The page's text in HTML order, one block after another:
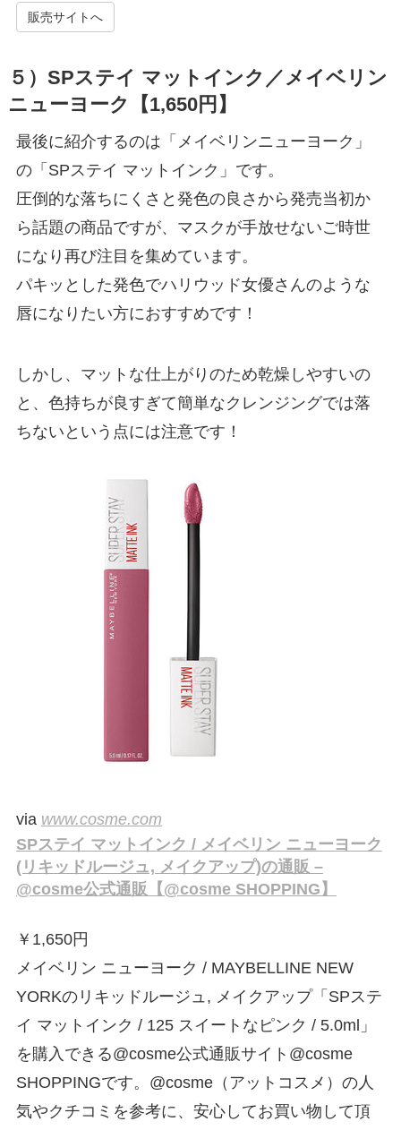
販売サイトへ
５）SPステイ マットインク／メイベリン
ニューヨーク【1,650円】
最後に紹介するのは「メイベリンニューヨーク」
の「SPステイ マットインク」です。
圧倒的な落ちにくさと発色の良さから発売当初か
ら話題の商品ですが、マスクが手放せないご時世
になり再び注目を集めています。
パキッとした発色でハリウッド女優さんのような
唇になりたい方におすすめです！
しかし、マットな仕上がりのため乾燥しやすいの
と、色持ちが良すぎて簡単なクレンジングでは落
ちないという点には注意です！
via www.cosme.com
SPステイ マットインク / メイベリン ニューヨーク
(リキッドルージュ, メイクアップ)の通販 –
@cosme公式通販【@cosme SHOPPING】
￥ 1,650円
メイベリン ニューヨーク / MAYBELLINE NEW
YORKのリキッドルージュ, メイクアップ「SPステ
イ マットインク / 125 スイートなピンク / 5.0ml」
を購入できる@cosme公式通販サイト@cosme
SHOPPINGです。@cosme（アットコスメ）の人
気やクチコミを参考に、安心してお買い物して頂